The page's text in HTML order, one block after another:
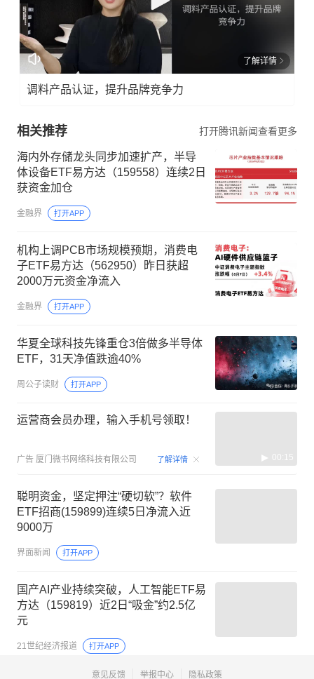
了解详情
调料产品认证，提升品牌竞争力
相关推荐 打开腾讯新闻查看更多
海内外存储龙头同步加速扩产，半导
体设备ETF易方达（159558）连续2日
获资金加仓
金融界 打开APP
机构上调PCB市场规模预期，消费电
子ETF易方达（562950）昨日获超
2000万元资金净流入
金融界 打开APP
华夏全球科技先锋重仓3倍做多半导体
ETF，31天净值跌逾40%
周公子读财 打开APP
运营商会员办理，输入手机号领取！
广告 厦门微书网络科技有限公司 了解详情 00:15
聪明资金，坚定押注“硬切软”？软件
ETF招商(159899)连续5日净流入近
9000万
界面新闻 打开APP
国产AI产业持续突破，人工智能ETF易
方达（159819）近2日“吸金”约2.5亿
元
21世纪经济报道 打开APP
意见反馈 举报中心 隐私政策